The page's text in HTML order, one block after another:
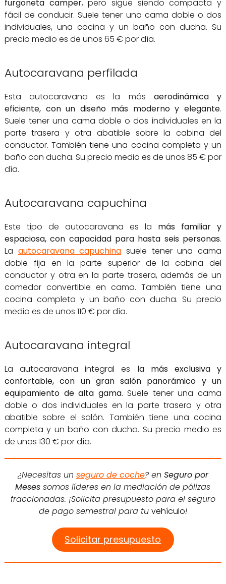
furgoneta camper, pero sigue siendo compacta y
fácil de conducir. Suele tener una cama doble o dos
individuales, una cocina y un baño con ducha. Su
precio medio es de unos 65 € por día.
Autocaravana perfilada
Esta autocaravana es la más aerodinámica y
eficiente, con un diseño más moderno y elegante.
Suele tener una cama doble o dos individuales en la
parte trasera y otra abatible sobre la cabina del
conductor. También tiene una cocina completa y un
baño con ducha. Su precio medio es de unos 85 € por
día.
Autocaravana capuchina
Este tipo de autocaravana es la más familiar y
espaciosa, con capacidad para hasta seis personas.
La autocaravana capuchina suele tener una cama
doble fija en la parte superior de la cabina del
conductor y otra en la parte trasera, además de un
comedor convertible en cama. También tiene una
cocina completa y un baño con ducha. Su precio
medio es de unos 110 € por día.
Autocaravana integral
La autocaravana integral es la más exclusiva y
confortable, con un gran salón panorámico y un
equipamiento de alta gama. Suele tener una cama
doble o dos individuales en la parte trasera y otra
abatible sobre el salón. También tiene una cocina
completa y un baño con ducha. Su precio medio es
de unos 130 € por día.
¿Necesitas un seguro de coche? en Seguro por
Meses somos líderes en la mediación de pólizas
fraccionadas. ¡Solicita presupuesto para el seguro
de pago semestral para tu vehículo!
Solicitar presupuesto